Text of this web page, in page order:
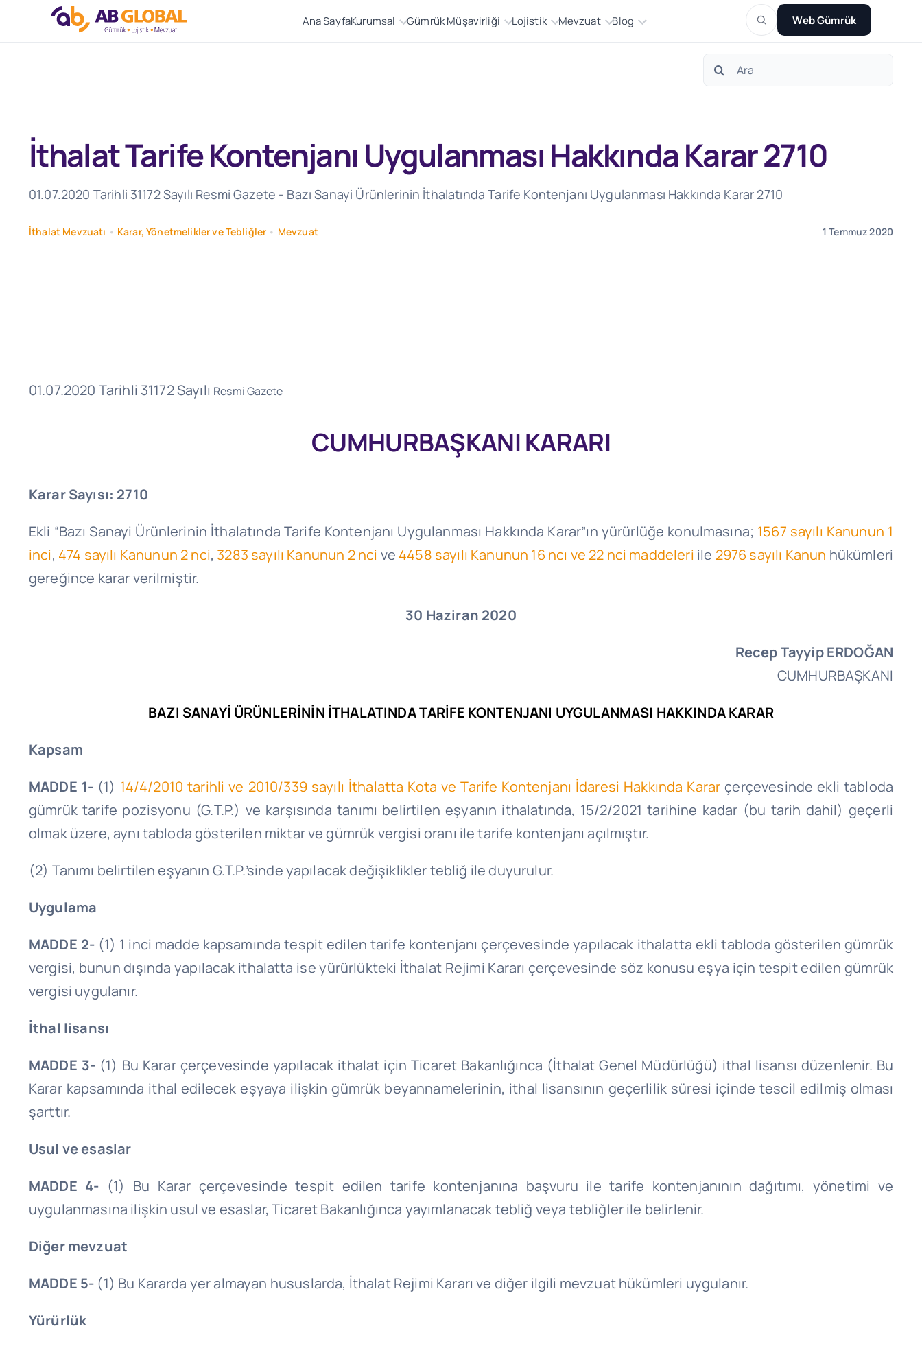
Ana SayfaKurumsal Gümrük Müşavirliği Lojistik Mevzuat Blog Web Gümrük
Search
İthalat Tarife Kontenjanı Uygulanması Hakkında Karar 2710
01.07.2020 Tarihli 31172 Sayılı Resmi Gazete - Bazı Sanayi Ürünlerinin İthalatında Tarife Kontenjanı Uygulanması Hakkında Karar 2710
İthalat Mevzuatı • Karar, Yönetmelikler ve Tebliğler • Mevzuat 1 Temmuz 2020
01.07.2020 Tarihli 31172 Sayılı Resmi Gazete
CUMHURBAŞKANI KARARI
Karar Sayısı: 2710
Ekli “Bazı Sanayi Ürünlerinin İthalatında Tarife Kontenjanı Uygulanması Hakkında Karar”ın yürürlüğe konulmasına; 1567 sayılı Kanunun 1
inci, 474 sayılı Kanunun 2 nci, 3283 sayılı Kanunun 2 nci ve 4458 sayılı Kanunun 16 ncı ve 22 nci maddeleri ile 2976 sayılı Kanun hükümleri
gereğince karar verilmiştir.
30 Haziran 2020
Recep Tayyip ERDOĞAN
CUMHURBAŞKANI
BAZI SANAYİ ÜRÜNLERİNİN İTHALATINDA TARİFE KONTENJANI UYGULANMASI HAKKINDA KARAR
Kapsam
MADDE 1- (1) 14/4/2010 tarihli ve 2010/339 sayılı İthalatta Kota ve Tarife Kontenjanı İdaresi Hakkında Karar çerçevesinde ekli tabloda
gümrük tarife pozisyonu (G.T.P.) ve karşısında tanımı belirtilen eşyanın ithalatında, 15/2/2021 tarihine kadar (bu tarih dahil) geçerli
olmak üzere, aynı tabloda gösterilen miktar ve gümrük vergisi oranı ile tarife kontenjanı açılmıştır.
(2) Tanımı belirtilen eşyanın G.T.P.’sinde yapılacak değişiklikler tebliğ ile duyurulur.
Uygulama
MADDE 2- (1) 1 inci madde kapsamında tespit edilen tarife kontenjanı çerçevesinde yapılacak ithalatta ekli tabloda gösterilen gümrük
vergisi, bunun dışında yapılacak ithalatta ise yürürlükteki İthalat Rejimi Kararı çerçevesinde söz konusu eşya için tespit edilen gümrük
vergisi uygulanır.
İthal lisansı
MADDE 3- (1) Bu Karar çerçevesinde yapılacak ithalat için Ticaret Bakanlığınca (İthalat Genel Müdürlüğü) ithal lisansı düzenlenir. Bu
Karar kapsamında ithal edilecek eşyaya ilişkin gümrük beyannamelerinin, ithal lisansının geçerlilik süresi içinde tescil edilmiş olması
şarttır.
Usul ve esaslar
MADDE 4- (1) Bu Karar çerçevesinde tespit edilen tarife kontenjanına başvuru ile tarife kontenjanının dağıtımı, yönetimi ve
uygulanmasına ilişkin usul ve esaslar, Ticaret Bakanlığınca yayımlanacak tebliğ veya tebliğler ile belirlenir.
Diğer mevzuat
MADDE 5- (1) Bu Kararda yer almayan hususlarda, İthalat Rejimi Kararı ve diğer ilgili mevzuat hükümleri uygulanır.
Yürürlük